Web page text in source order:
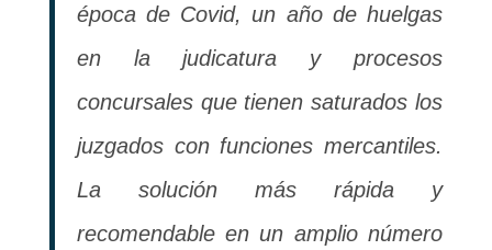
época de Covid, un año de huelgas
en la judicatura y procesos
concursales que tienen saturados los
juzgados con funciones mercantiles.
La solución más rápida y
recomendable en un amplio número